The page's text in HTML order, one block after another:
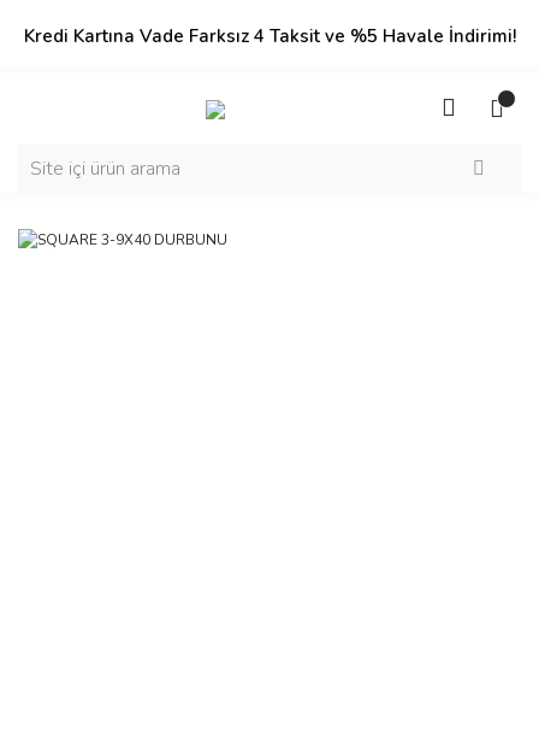
Kredi Kartına Vade Farksız 4 Taksit ve %5 Havale İndirimi!